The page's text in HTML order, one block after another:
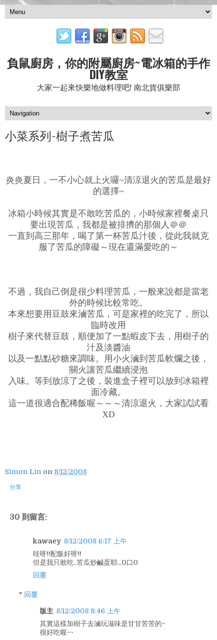
負鼠廚房，你的附屬廚房~電冰箱的手作
DIY教室
大家一起來快樂地做料理吧! 南北貨俱樂部
小菜系列-樹子煮苦瓜
炎炎夏日，一不小心就上火囉~清涼退火的苦瓜是最好
的選擇~
冰箱小時候其實是不敢吃苦瓜的，小時候家裡餐桌只
要出現苦瓜，我都是被排擠的那個人＠＠
一直到高三那年，喝了第一杯苦瓜汁後，從此我就克
服了苦瓜的障礙～現在還滿愛吃的～
不過，我自己倒是很少料理苦瓜，一般來說都是當老
外的時候比較常吃。
本來想要用豆鼓來滷苦瓜，可是家裡的吃完了，所以
臨時改用
樹子來代替豆鼓，順便加了一點蝦皮下去，用樹子的
汁及淡醬油
以及一點點砂糖來調味。用小火滷到苦瓜軟爛之後，
關火讓苦瓜繼續浸泡
入味。等到放涼了之後，裝進盒子裡可以放到冰箱裡
面冷藏。
這一道很適合配稀飯喔～～～清涼退火，大家試試看
XD
Simon Lin on 8/12/2008
分享
30 則留言:
kawaey 8/12/2008 6:17 上午
哇呀!!配飯好呀!!
但是我只敢吃..苦瓜炒鹹蛋耶...0口0
回覆
回覆
版主 8/12/2008 8:46 上午
其實這樣加樹子去滷玩滋味是甘甘苦苦的~
很好吃喔~~